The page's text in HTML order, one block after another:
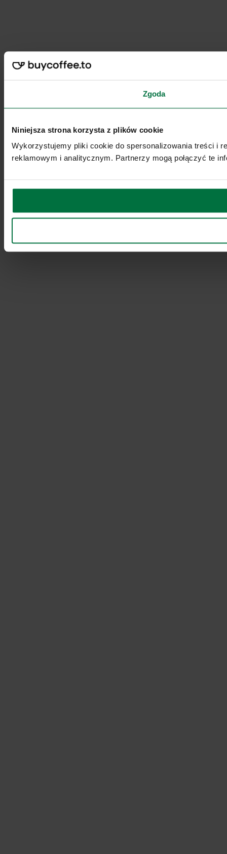
Zgoda
Niniejsza strona korzysta z plików cookie
Wykorzystujemy pliki cookie do spersonalizowania treści i
reklamowym i analitycznym. Partnerzy mogą połączyć te